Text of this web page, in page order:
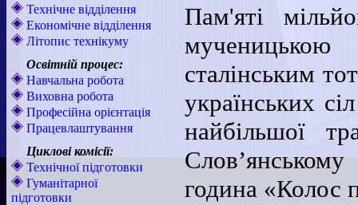
Технічне відділення
Економічне відділення
Літопис технікуму
Освітній процес:
Навчальна робота
Виховна робота
Професійна орієнтація
Працевлаштування
Циклові комісії:
Технічної підготовки
Гуманітарної
підготовки
Пам'яті
сталінським
українських
найбільшої
година «Колос